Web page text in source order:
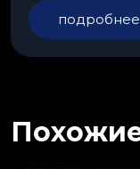
подробнее